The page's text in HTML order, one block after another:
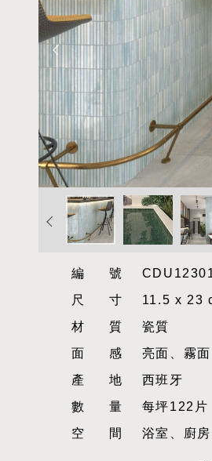
編號
尺寸11.5 x 23
材質瓷質
面感亮面、霧面
產地西班牙
數量每坪122片
空間浴室、廚